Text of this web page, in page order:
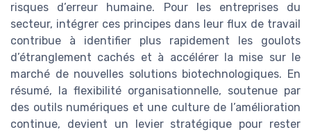
risques d’erreur humaine. Pour les entreprises du
secteur, intégrer ces principes dans leur flux de travail
contribue à identifier plus rapidement les goulots
d’étranglement cachés et à accélérer la mise sur le
marché de nouvelles solutions biotechnologiques. En
résumé, la flexibilité organisationnelle, soutenue par
des outils numériques et une culture de l’amélioration
continue, devient un levier stratégique pour rester